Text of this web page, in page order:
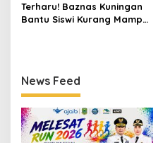
Terharu! Baznas Kuningan
Bantu Siswi Kurang Mampu
News Feed